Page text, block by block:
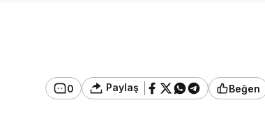
0 Paylaş Beğen